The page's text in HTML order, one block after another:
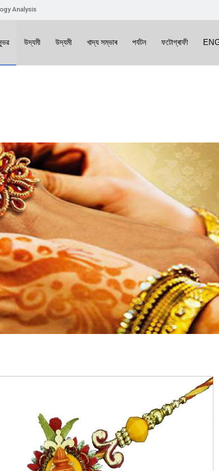
Analysis
উদ্যমী উদ্যমী খাদ্য সম্ভাৰ পৰ্যটন ফটোগ্ৰাফী